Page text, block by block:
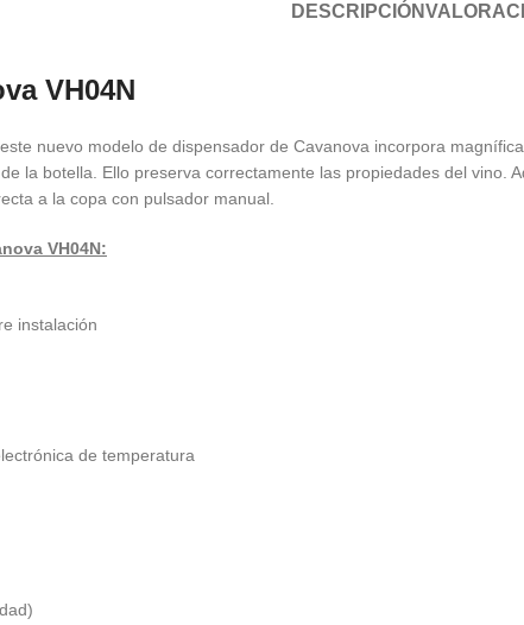
DESCRIPCIÓN
VH04N
este nuevo modelo de dispensador de Cavanova incorpora
la botella. Ello preserva correctamente las propiedades del
a la copa con pulsador manual.
VH04N:
instalación
de temperatura